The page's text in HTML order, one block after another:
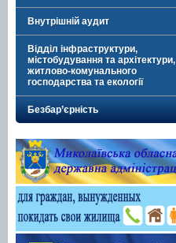
Внутрішній аудит
Відділ інфраструктури,
містобудування та архітектури,
житлово-комунального
господарства та екології
Безбар’єрність